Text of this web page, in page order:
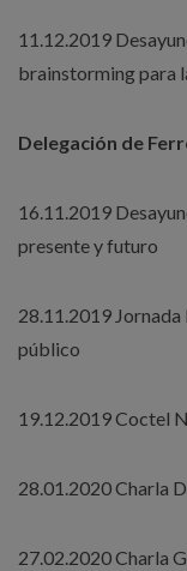
11.12.2019
brainstorming para
Delegación de
16.11.2019
presente y futuro
28.11.2019
público
19.12.2019 Coctel
28.01.2020 Charla
27.02.2020 Charla